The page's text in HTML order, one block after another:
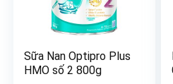
Sữa Nan Optipro Plus
HMO số 2 800g